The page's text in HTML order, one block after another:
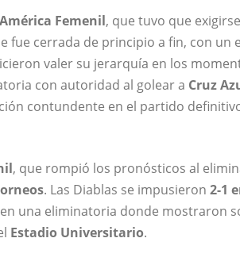
América Femenil, que tuvo que
fue cerrada de principio a fin, con un
valer su jerarquía en los
con autoridad al golear a Cruz
contundente en el partido
, que rompió los pronósticos al
. Las Diablas se impusieron 2-1
una eliminatoria donde mostraron
Estadio Universitario.